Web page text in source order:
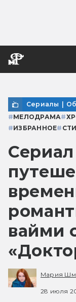
Сериалы |
#МЕЛОДРАМА#
#ИЗБРАННОЕ#
вайми
Мария
28 июля